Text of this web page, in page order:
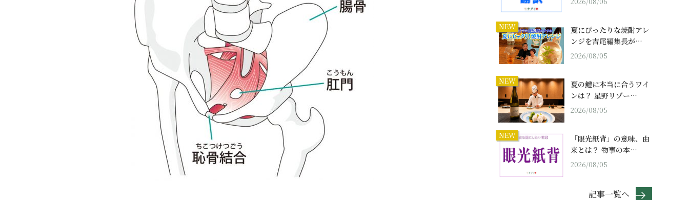
NEW
夏にぴったりな焼酎アレ
ンジを吉尾編集長が…
2026/08/05
NEW
夏の鱧に本当に合うワイ
ンは？ 星野リゾー…
2026/08/05
NEW
「眼光紙背」の意味、由
来とは？ 物事の本…
2026/08/05
記事一覧へ